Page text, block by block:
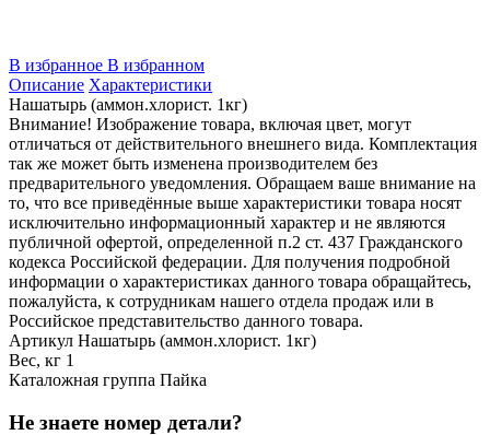
В избранное В избранном
Описание Характеристики
Нашатырь (аммон.хлорист. 1кг)
Внимание! Изображение товара, включая цвет, могут
отличаться от действительного внешнего вида. Комплектация
так же может быть изменена производителем без
предварительного уведомления. Обращаем ваше внимание на
то, что все приведённые выше характеристики товара носят
исключительно информационный характер и не являются
публичной офертой, определенной п.2 ст. 437 Гражданского
кодекса Российской федерации. Для получения подробной
информации о характеристиках данного товара обращайтесь,
пожалуйста, к сотрудникам нашего отдела продаж или в
Российское представительство данного товара.
Артикул Нашатырь (аммон.хлорист. 1кг)
Вес, кг 1
Каталожная группа Пайка
Не знаете номер детали?